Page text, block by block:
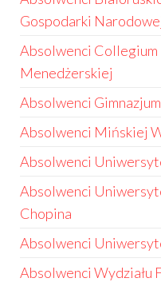
Gospodarki
Absolwenci Collegium
Menedżerskiej
Absolwenci
Absolwenci Mińskiej
Absolwenci
Absolwenci
Chopina
Absolwenci
Absolwenci